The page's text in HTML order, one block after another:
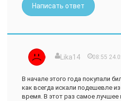
Написать ответ
Lika14 08:55
В начале этого года покупали
как всегда искали подешевле
время. В этот раз самое